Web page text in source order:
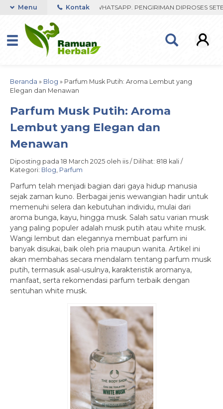
RESPON ORDER VIA WHATSAPP. PENGIRIMAN DIPROSES
Menu Kontak
Beranda » Blog » Parfum Musk Putih: Aroma Lembut yang
Elegan dan Menawan
Parfum Musk Putih: Aroma
Lembut yang Elegan dan
Menawan
Diposting pada 18 March 2025 oleh iis / Dilihat: 818 kali /
Kategori: Blog, Parfum
Parfum telah menjadi bagian dari gaya hidup manusia
sejak zaman kuno. Berbagai jenis wewangian hadir untuk
memenuhi selera dan kebutuhan individu, mulai dari
aroma bunga, kayu, hingga musk. Salah satu varian musk
yang paling populer adalah musk putih atau white musk.
Wangi lembut dan elegannya membuat parfum ini
banyak disukai, baik oleh pria maupun wanita. Artikel ini
akan membahas secara mendalam tentang parfum musk
putih, termasuk asal-usulnya, karakteristik aromanya,
manfaat, serta rekomendasi parfum terbaik dengan
sentuhan white musk.